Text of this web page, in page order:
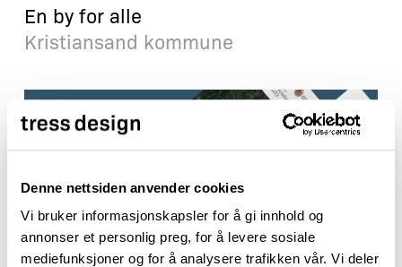
Denne nettsiden anvender cookies
Vi bruker informasjonskapsler for å gi innhold og
annonser et personlig preg, for å levere sosiale
mediefunksjoner og for å analysere trafikken vår. Vi deler
En by for alle
Kristiansand kommune